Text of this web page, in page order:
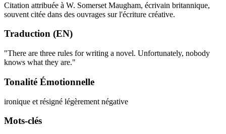
Citation attribuée à W. Somerset Maugham, écrivain britannique,
souvent citée dans des ouvrages sur l'écriture créative.
Traduction (EN)
"There are three rules for writing a novel. Unfortunately, nobody
knows what they are."
Tonalité Émotionnelle
ironique et résigné légèrement négative
Mots-clés